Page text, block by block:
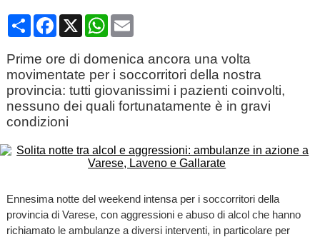
CondividiFacebook
X WhatsApp
Email
Prime ore di domenica ancora una volta
movimentate per i soccorritori della nostra
provincia: tutti giovanissimi i pazienti coinvolti,
nessuno dei quali fortunatamente è in gravi
condizioni
Ennesima notte del weekend intensa per i soccorritori della
provincia di Varese, con aggressioni e abuso di alcol che hanno
richiamato le ambulanze a diversi interventi, in particolare per